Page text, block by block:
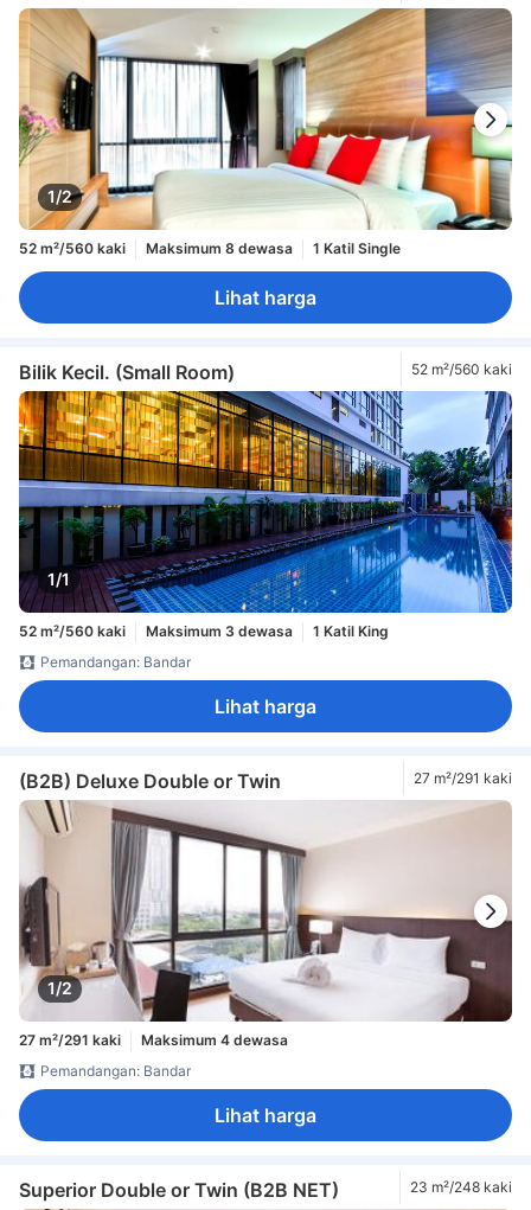
1/2
52 m²/560 kaki Maksimum 8 dewasa 1 Katil Single
Lihat harga
Bilik Kecil. (Small Room) 52 m²/560 kaki
1/1
52 m²/560 kaki Maksimum 3 dewasa
1 Katil King
Pemandangan: Bandar
Lihat harga
(B2B) Deluxe Double or Twin 27 m²/291 kaki
1/2
27 m²/291 kaki
Maksimum 4 dewasa
Pemandangan: Bandar
Lihat harga
Superior Double or Twin (B2B NET) 23 m²/248 kaki